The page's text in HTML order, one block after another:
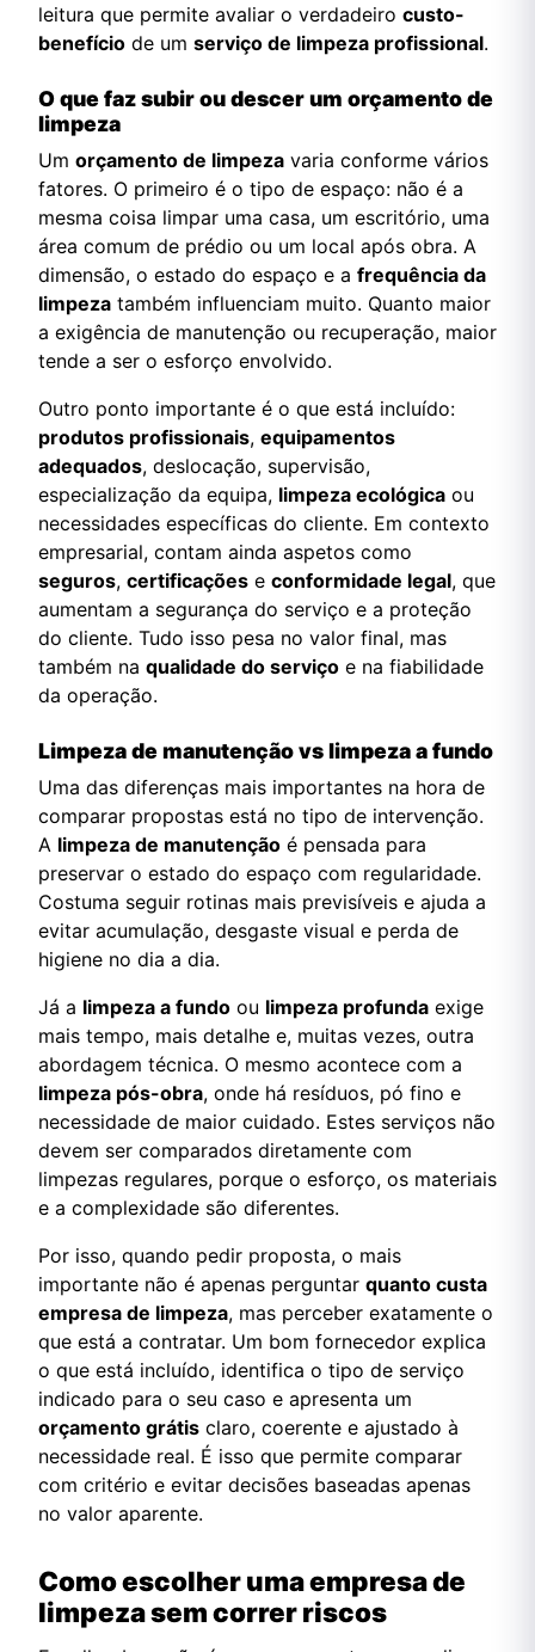
leitura que permite avaliar o verdadeiro custo-
benefício de um serviço de limpeza profissional.
O que faz subir ou descer um orçamento de
limpeza
Um orçamento de limpeza varia conforme vários
fatores. O primeiro é o tipo de espaço: não é a
mesma coisa limpar uma casa, um escritório, uma
área comum de prédio ou um local após obra. A
dimensão, o estado do espaço e a frequência da
limpeza também influenciam muito. Quanto maior
a exigência de manutenção ou recuperação, maior
tende a ser o esforço envolvido.
Outro ponto importante é o que está incluído:
produtos profissionais, equipamentos
adequados, deslocação, supervisão,
especialização da equipa, limpeza ecológica ou
necessidades específicas do cliente. Em contexto
empresarial, contam ainda aspetos como
seguros, certificações e conformidade legal, que
aumentam a segurança do serviço e a proteção
do cliente. Tudo isso pesa no valor final, mas
também na qualidade do serviço e na fiabilidade
da operação.
Limpeza de manutenção vs limpeza a fundo
Uma das diferenças mais importantes na hora de
comparar propostas está no tipo de intervenção.
A limpeza de manutenção é pensada para
preservar o estado do espaço com regularidade.
Costuma seguir rotinas mais previsíveis e ajuda a
evitar acumulação, desgaste visual e perda de
higiene no dia a dia.
Já a limpeza a fundo ou limpeza profunda exige
mais tempo, mais detalhe e, muitas vezes, outra
abordagem técnica. O mesmo acontece com a
limpeza pós-obra, onde há resíduos, pó fino e
necessidade de maior cuidado. Estes serviços não
devem ser comparados diretamente com
limpezas regulares, porque o esforço, os materiais
e a complexidade são diferentes.
Por isso, quando pedir proposta, o mais
importante não é apenas perguntar quanto custa
empresa de limpeza, mas perceber exatamente o
que está a contratar. Um bom fornecedor explica
o que está incluído, identifica o tipo de serviço
indicado para o seu caso e apresenta um
orçamento grátis claro, coerente e ajustado à
necessidade real. É isso que permite comparar
com critério e evitar decisões baseadas apenas
no valor aparente.
Como escolher uma empresa de
limpeza sem correr riscos